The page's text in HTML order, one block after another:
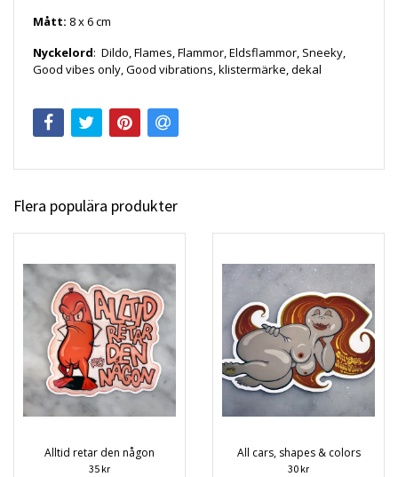
Mått: 8x 6 cm
Nyckelord: Dildo, Flames, Flammor, Eldsflammor, Sneeky,
Good vibes only, Good vibrations, klistermärke, dekal
Flera populära produkter
Alltid retar den någon
35 kr
All cars, shapes & colors
30 kr